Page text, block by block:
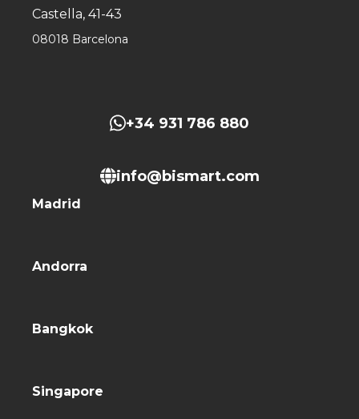
Castella, 41-43
08018 Barcelona
+34 931 786 880
info@bismart.com
Madrid
Andorra
Bangkok
Singapore